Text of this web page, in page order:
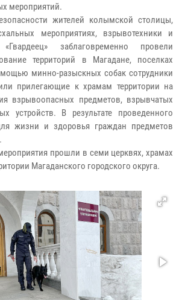
мероприятий.
жителей колымской столицы,
мероприятиях, взрывотехники и
заблаговременно провели
территорий в Магадане, поселках
минно-разыскных собак сотрудники
прилегающие к храмам территории на
взрывоопасных предметов, взрывчатых
устройств. В результате проведенного
жизни и здоровья граждан предметов
прошли в семи церквях, храмах
Магаданского городского округа.